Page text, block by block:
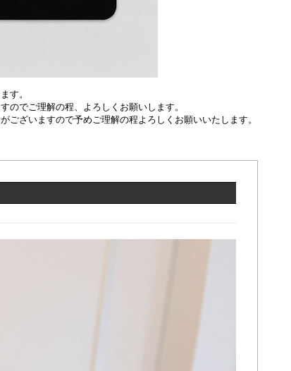
す。
でご理解の程、よろしくお願いします。
ざいますので予めご理解の程よろしくお願いいたします。